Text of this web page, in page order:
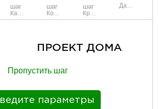
шаг
Каркас и стены
шаг
Коммуникации
шаг
Крыша
Данные
ПРОЕКТ ДОМА
Пропустить шаг
параметры